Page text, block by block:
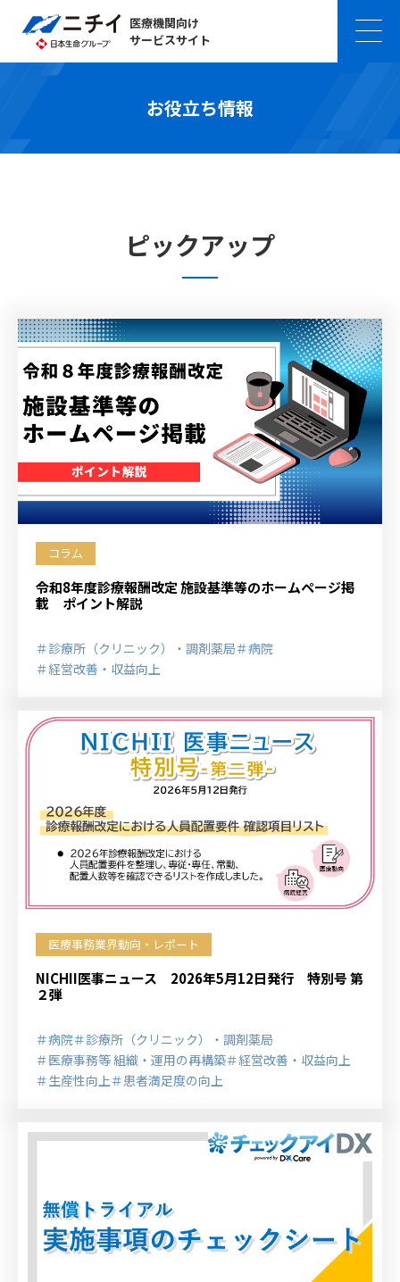
医療機関向け
サービスサイト
お役立ち情報
ピックアップ
コラム
令和8年度診療報酬改定 施設基準等のホームページ掲
載 ポイント解説
＃診療所（クリニック）・調剤薬局＃病院
＃経営改善・収益向上
医療事務業界動向・レポート
NICHII医事ニュース 2026年5月12日発行 特別号 第
２弾
＃病院＃診療所（クリニック）・調剤薬局
＃医療事務等 組織・運用の再構築＃経営改善・収益向上
＃生産性向上＃患者満足度の向上